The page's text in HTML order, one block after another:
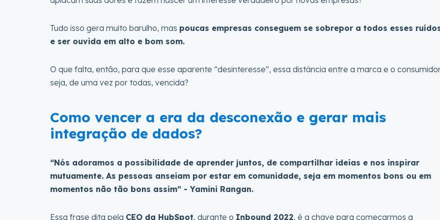
Tudo isso gera muito barulho, mas poucas empresas conseguem se sobrepor a todos esses
e ser ouvida em alto e bom som.
O que falta, então, para que esse aparente “desinteresse”, essa distância entre a marca e o
seja, de uma vez por todas, vencida?
Como vencer a era da desconexão e gerar mais
integração de dados?
“Nós adoramos a possibilidade de aprender juntos, de compartilhar ideias e nos inspirar
mutuamente. As pessoas anseiam por estar em comunidade, seja em momentos bons ou em
momentos não tão bons assim” - Yamini Rangan.
Essa frase dita pela CEO da HubSpot, durante o Inbound 2022, é a chave para começarmos a